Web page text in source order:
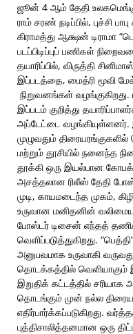
ஜூன் 4 ஆம் தேதி
ராம் சரண் நடிப்பில், புச்சி
கிராமத்து ஆக்ஷன் டிராமா
படப்பிடிப்புப் பணிகள்
தயாரிப்பில், விருத்தி
இப்படத்தை, மைத்ரி மூவி
நிறுவனங்கள் வழங்குகிறது.
இப்படம் குறித்து
அப்டேட்டை
முழுவதும்
மற்றும் தூசியில் நனைந்த
தூக்கி ஒரு இயல்பான
அசத்தலான ரிலீஸ் தேதி
முடி, காயமடைந்த முகம்,
உருவான மனிதனின்
போஸ்டர் டிசைன் எந்தத்
வெளிப்படுத்துகிறது.
அனுபவமாக உருவாகி
தொடக்கத்தில் வெளியாகும்
இறுதிக் கட்டத்தில்
தொடங்கும் முன் நல்ல
எதிர்பார்க்கப்படுகிறது.
புத்திசாலித்தனமான ஒரு